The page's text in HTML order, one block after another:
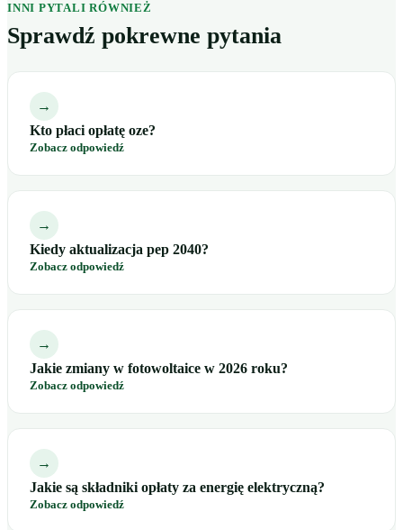
INNI PYTALI RÓWNIEŻ
Sprawdź pokrewne pytania
→
Kto płaci opłatę oze?
Zobacz odpowiedź
→
Kiedy aktualizacja pep 2040?
Zobacz odpowiedź
→
Jakie zmiany w fotowoltaice w 2026 roku?
Zobacz odpowiedź
→
Jakie są składniki opłaty za energię elektryczną?
Zobacz odpowiedź